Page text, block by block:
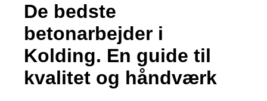
De bedste
betonarbejder i
Kolding. En guide til
kvalitet og håndværk